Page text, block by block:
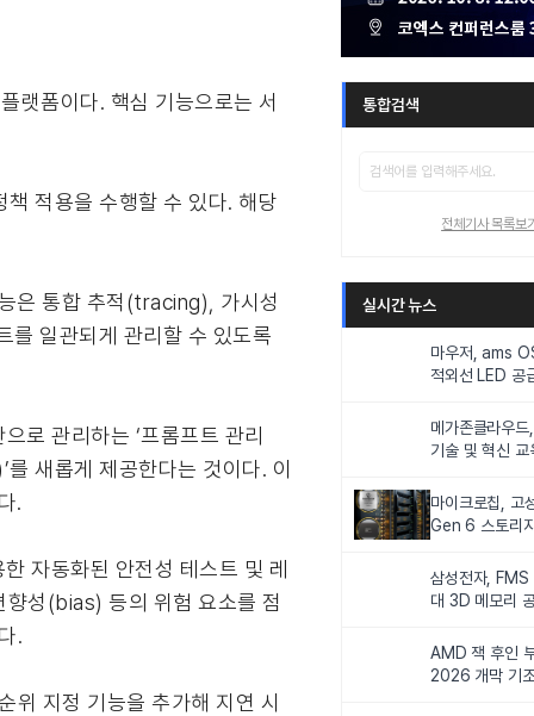
랫폼이다. 핵심 기능으로는 서
적용을 수행할 수 있다. 해당
은 통합 추적(tracing), 가시성
일관되게 관리할 수 있도록
로 관리하는 ‘프롬프트 관리
새롭게 제공한다는 것이다. 이
.
자동화된 안전성 테스트 및 레
성(bias) 등의 위험 요소를 점
.
지정 기능을 추가해 지연 시
통합검색
전체기사 목록보
실시간 뉴스
마우저, ams
적외선 LED 공
메가존클라우드
기술 및 혁신
마이크로칩, 고
Gen 6 스토리
삼성전자,
대 3D 메모리
AMD 잭 후인
2026 개막 기